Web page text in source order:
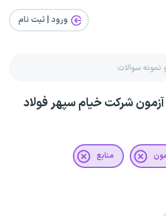
ورود | ثبت‌ نام
شرکت خیام سپهر فولاد
منابع